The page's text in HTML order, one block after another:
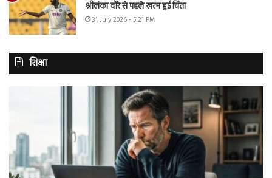
श्रीलंका दौरे से पहले खत्म हुई चिंता
31 July 2026 - 5:21 PM
शिक्षा